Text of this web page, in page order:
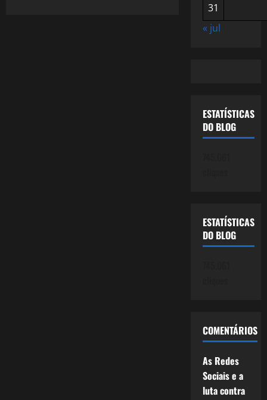
31
« jul
ESTATÍSTICAS
DO BLOG
ESTATÍSTICAS
DO BLOG
COMENTÁRIOS
As Redes
Sociais e a
luta contra